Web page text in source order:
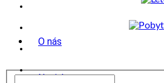
O nás
Novinky